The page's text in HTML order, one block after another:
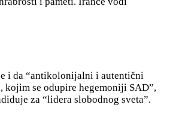
i da “antikolonijalni i autentični
kojim se odupire hegemoniji SAD”,
za “lidera slobodnog sveta”.